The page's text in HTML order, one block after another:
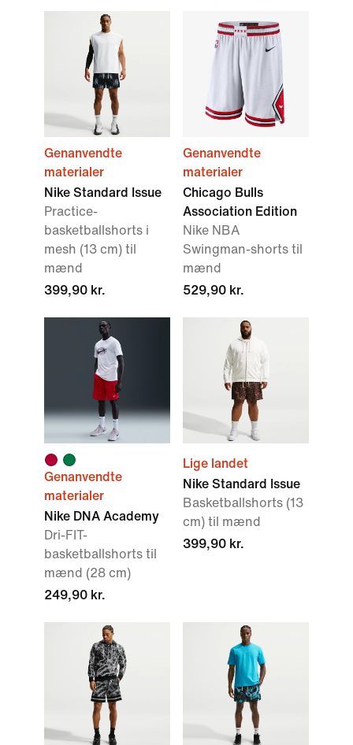
Genanvendte
materialer
Nike Standard Issue
Practice-
basketballshorts i
mesh (13 cm) til
mænd
399,90 kr.
Genanvendte
materialer
Chicago Bulls
Association Edition
Nike NBA
Swingman-shorts til
mænd
529,90 kr.
Genanvendte
materialer
Nike DNA Academy
Dri-FIT-
basketballshorts til
mænd (28 cm)
249,90 kr.
Lige landet
Nike Standard Issue
Basketballshorts (13
cm) til mænd
399,90 kr.